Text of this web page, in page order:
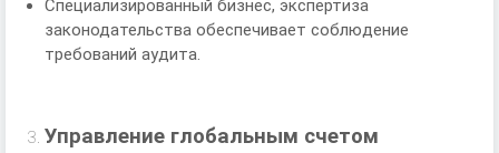
Специализированный бизнес, экспертиза
законодательства обеспечивает соблюдение
требований аудита.
Управление глобальным счетом